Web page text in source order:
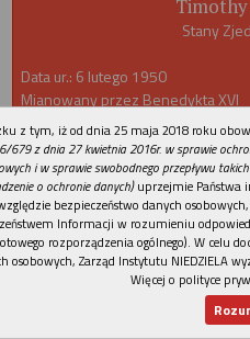
Stany
Data ur.: 6 lutego 1950
Mianowany przez Benedykta XVI
Dewiza:
Ad Quem Ibimus (Do
z tym, iż od dnia 25 maja 2018 roku
679 z dnia 27 kwietnia 2016r. w sprawie
i w sprawie swobodnego przepływu
o ochronie danych)uprzejmie Państwa
bezpieczeństwo danych
Informacji w rozumieniu
rozporządzenia ogólnego). W celu
osobowych, Zarząd Instytutu NIEDZIELA
Więcej o polityce